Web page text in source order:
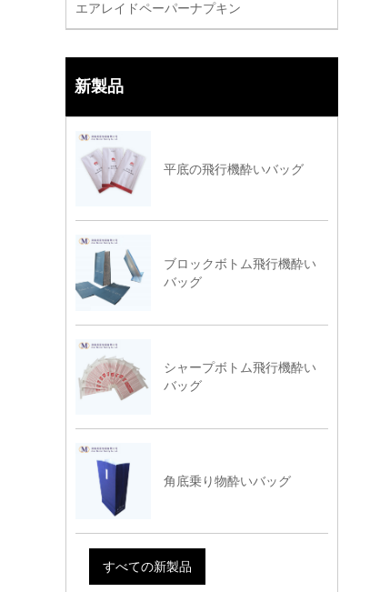
エアレイドペーパーナプキン
新製品
平底の飛行機酔いバッグ
ブロックボトム飛行機酔い
バッグ
シャープボトム飛行機酔い
バッグ
角底乗り物酔いバッグ
すべての新製品